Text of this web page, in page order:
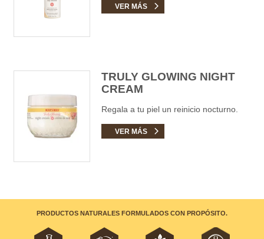
VER MÁS
TRULY GLOWING NIGHT
CREAM
Regala a tu piel un reinicio nocturno.
VER MÁS
PRODUCTOS NATURALES FORMULADOS CON PROPÓSITO.